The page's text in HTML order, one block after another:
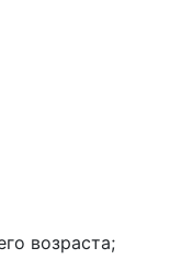
возраста;